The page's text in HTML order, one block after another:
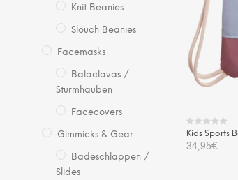
Knit Beanies
Slouch Beanies
Facemasks
Balaclavas /
Sturmhauben
Facecovers
Gimmicks & Gear
Badeschlappen /
Slides
Kids Sports
34,95€